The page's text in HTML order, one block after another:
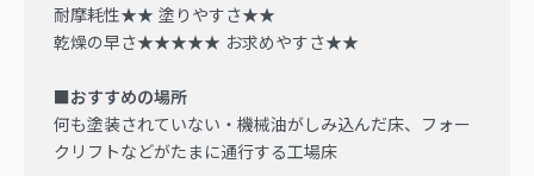
耐摩耗性★★ 塗りやすさ★★
乾燥の早さ★★★★★ お求めやすさ★★
■おすすめの場所
何も塗装されていない・機械油がしみ込んだ床、フォー
クリフトなどがたまに通行する工場床